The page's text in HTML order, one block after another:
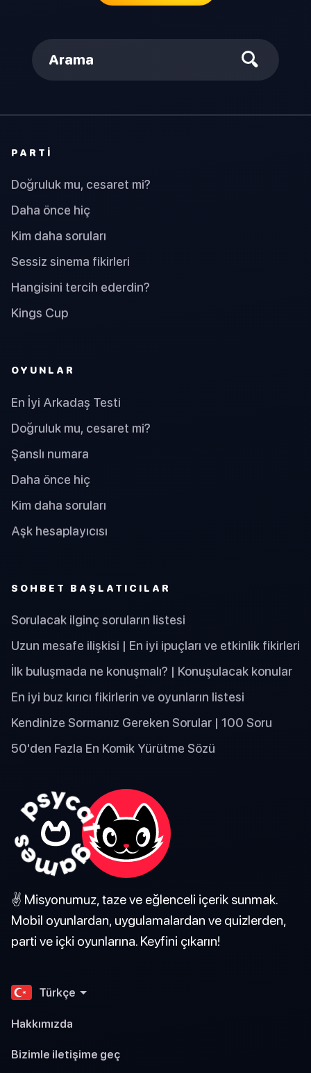
Arama
PARTI
Doğruluk mu, cesaret mi?
Daha önce hiç
Kim daha soruları
Sessiz sinema fikirleri
Hangisini tercih ederdin?
Kings Cup
OYUNLAR
En İyi Arkadaş Testi
Doğruluk mu, cesaret mi?
Şanslı numara
Daha önce hiç
Kim daha soruları
Aşk hesaplayıcısı
SOHBET BAŞLATICILAR
Sorulacak ilginç soruların listesi
Uzun mesafe ilişkisi | En iyi ipuçları ve etkinlik fikirleri
İlk buluşmada ne konuşmalı? | Konuşulacak konular
En iyi buz kırıcı fikirlerin ve oyunların listesi
Kendinize Sormanız Gereken Sorular | 100 Soru
50'den Fazla En Komik Yürütme Sözü
✌️ Misyonumuz, taze ve eğlenceli içerik sunmak.
Mobil oyunlardan, uygulamalardan ve quizlerden,
parti ve içki oyunlarına. Keyfini çıkarın!
Türkçe
Hakkımızda
Bizimle iletişime geç